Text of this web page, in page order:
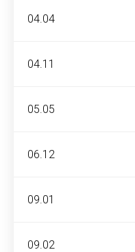
04.04
04.11
05.05
06.12
09.01
09.02